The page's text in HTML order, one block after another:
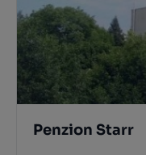
Penzion Starr